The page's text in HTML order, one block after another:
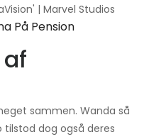
| Marvel Studios
På Pension
sammen. Wanda så
tilstod dog også deres